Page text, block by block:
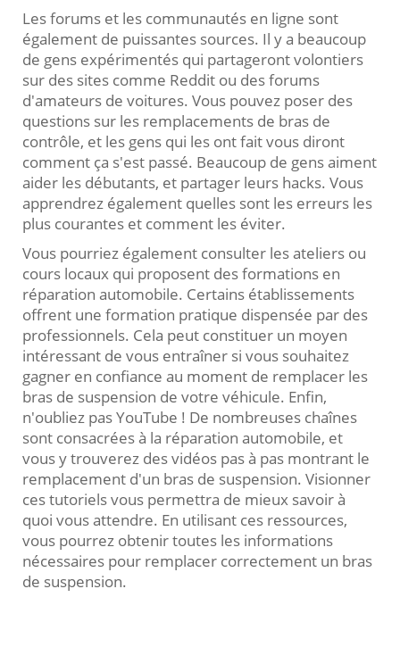
Les forums et les communautés en ligne sont
également de puissantes sources. Il y a beaucoup
de gens expérimentés qui partageront volontiers
sur des sites comme Reddit ou des forums
d'amateurs de voitures. Vous pouvez poser des
questions sur les remplacements de bras de
contrôle, et les gens qui les ont fait vous diront
comment ça s'est passé. Beaucoup de gens aiment
aider les débutants, et partager leurs hacks. Vous
apprendrez également quelles sont les erreurs les
plus courantes et comment les éviter.
Vous pourriez également consulter les ateliers ou
cours locaux qui proposent des formations en
réparation automobile. Certains établissements
offrent une formation pratique dispensée par des
professionnels. Cela peut constituer un moyen
intéressant de vous entraîner si vous souhaitez
gagner en confiance au moment de remplacer les
bras de suspension de votre véhicule. Enfin,
n'oubliez pas YouTube ! De nombreuses chaînes
sont consacrées à la réparation automobile, et
vous y trouverez des vidéos pas à pas montrant le
remplacement d'un bras de suspension. Visionner
ces tutoriels vous permettra de mieux savoir à
quoi vous attendre. En utilisant ces ressources,
vous pourrez obtenir toutes les informations
nécessaires pour remplacer correctement un bras
de suspension.